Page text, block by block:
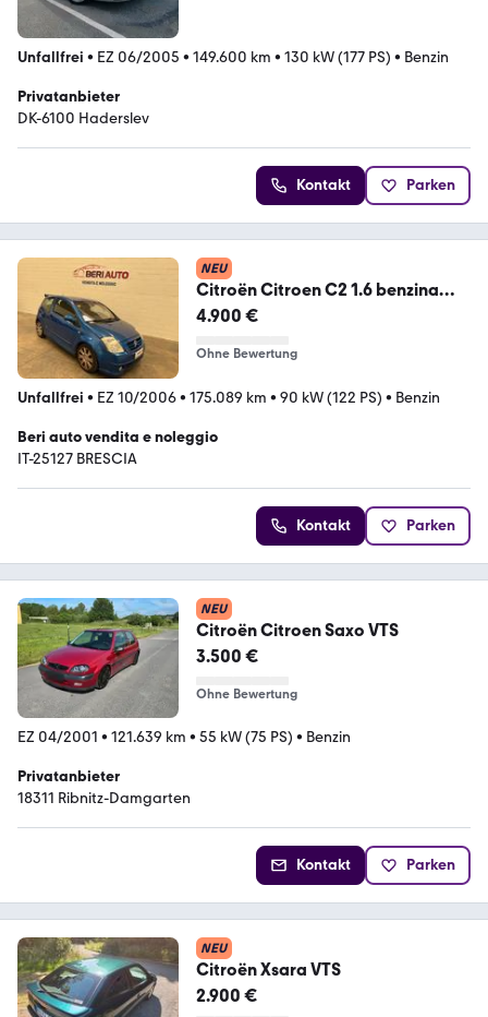
Unfallfrei • EZ 06/2005 • 149.600 km • 130 kW (177 PS) • Benzin
Privatanbieter
DK-6100 Haderslev
Kontakt Parken
NEU
Citroën Citroen C2 1.6 benzina
125CV VTS
4.900 €
Ohne Bewertung
Unfallfrei • EZ 10/2006• 175.089 km • 90 kW (122 PS) • Benzin
Beri auto vendita e noleggio
IT-25127 BRESCIA
Kontakt Parken
NEU
Citroën Citroen Saxo VTS
3.500 €
Ohne Bewertung
EZ 04/2001 • 121.639 km • 55 kW (75 PS) • Benzin
Privatanbieter
18311 Ribnitz-Damgarten
Kontakt Parken
NEU
Citroën Xsara VTS
2.900 €